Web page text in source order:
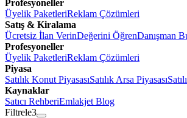
Profesyoneller
Üyelik PaketleriReklam Çözümleri
Satış & Kiralama
Ücretsiz İlan VerinDeğerini ÖğrenDanışman
Profesyoneller
Üyelik PaketleriReklam Çözümleri
Piyasa
Satılık Konut PiyasasıSatılık Arsa Piyasası
Kaynaklar
Satıcı RehberiEmlakjet Blog
Filtrele3